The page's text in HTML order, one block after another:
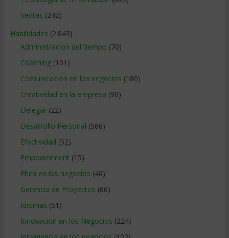
Ventas (242)
Habilidades (2.843)
Administracion del tiempo (70)
Coaching(101)
Comunicacion en los negocios (180)
Creatividad en la empresa (96)
Delegar(22)
Desarrollo Personal (566)
Efectividad (52)
Empowerment (15)
Etica en los negocios (46)
Gerencia de Proyectos (66)
Idiomas (51)
Innovacion en los Negocios (224)